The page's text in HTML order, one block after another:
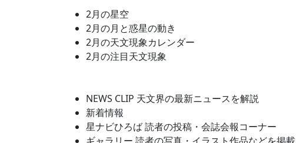
2月の星空
2月の月と惑星の動き
2月の天文現象カレンダー
2月の注目天文現象
NEWS CLIP 天文界の最新ニュースを解説
新着情報
星ナビひろば 読者の投稿・会誌会報コーナー